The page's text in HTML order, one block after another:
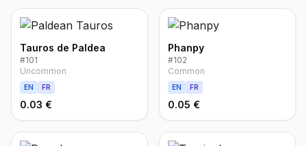
Tauros de Paldea
#101
Uncommon
EN FR
0.03 €
Phanpy
#102
Common
EN FR
0.05 €